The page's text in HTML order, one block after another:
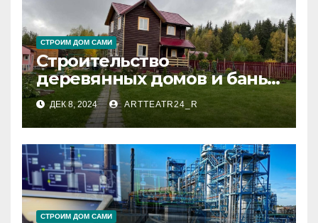
СТРОИМ ДОМ САМИ
Строительство
деревянных домов и бань
под ключ: преимущества и
этапы
ДЕК 8, 2024 ARTTEATR24_R
СТРОИМ ДОМ САМИ